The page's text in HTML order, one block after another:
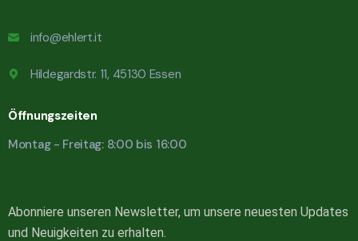
info@ehlert.it
Hildegardstr. 11, 45130 Essen
Öffnungszeiten
Montag - Freitag: 8:00 bis 16:00
Abonniere unseren Newsletter, um unsere neuesten Updates
und Neuigkeiten zu erhalten.